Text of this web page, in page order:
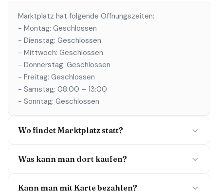
Marktplatz hat folgende Öffnungszeiten:
- Montag: Geschlossen
- Dienstag: Geschlossen
- Mittwoch: Geschlossen
- Donnerstag: Geschlossen
- Freitag: Geschlossen
- Samstag: 08:00 – 13:00
- Sonntag: Geschlossen
Wo findet Marktplatz statt?
Was kann man dort kaufen?
Kann man mit Karte bezahlen?